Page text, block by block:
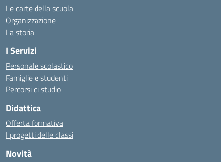
Le carte della scuola
Organizzazione
La storia
I Servizi
Personale scolastico
Famiglie e studenti
Percorsi di studio
Didattica
Offerta formativa
I progetti delle classi
Novità